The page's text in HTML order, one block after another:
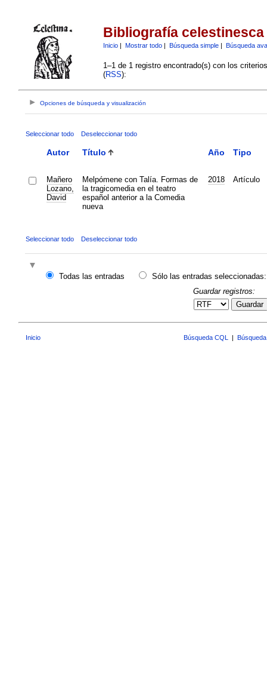
Bibliografía celestinesca
Inicio| Mostrar todo| Búsqueda simple| Búsqueda
1–1 de 1 registro encontrado(s) con los
(RSS):
Opciones de búsqueda y visualización
Seleccionar todo Deseleccionar todo
Autor Título Año Tipo
Mañero
Lozano,
David
Melpómene con Talía. Formas de
la tragicomedia en el teatro
español anterior a la Comedia
nueva
2018 Artículo
Seleccionar todo Deseleccionar todo
Todas las entradas
Sólo las entradas seleccionadas:
Guardar registros:
Guardar
Inicio Búsqueda CQL